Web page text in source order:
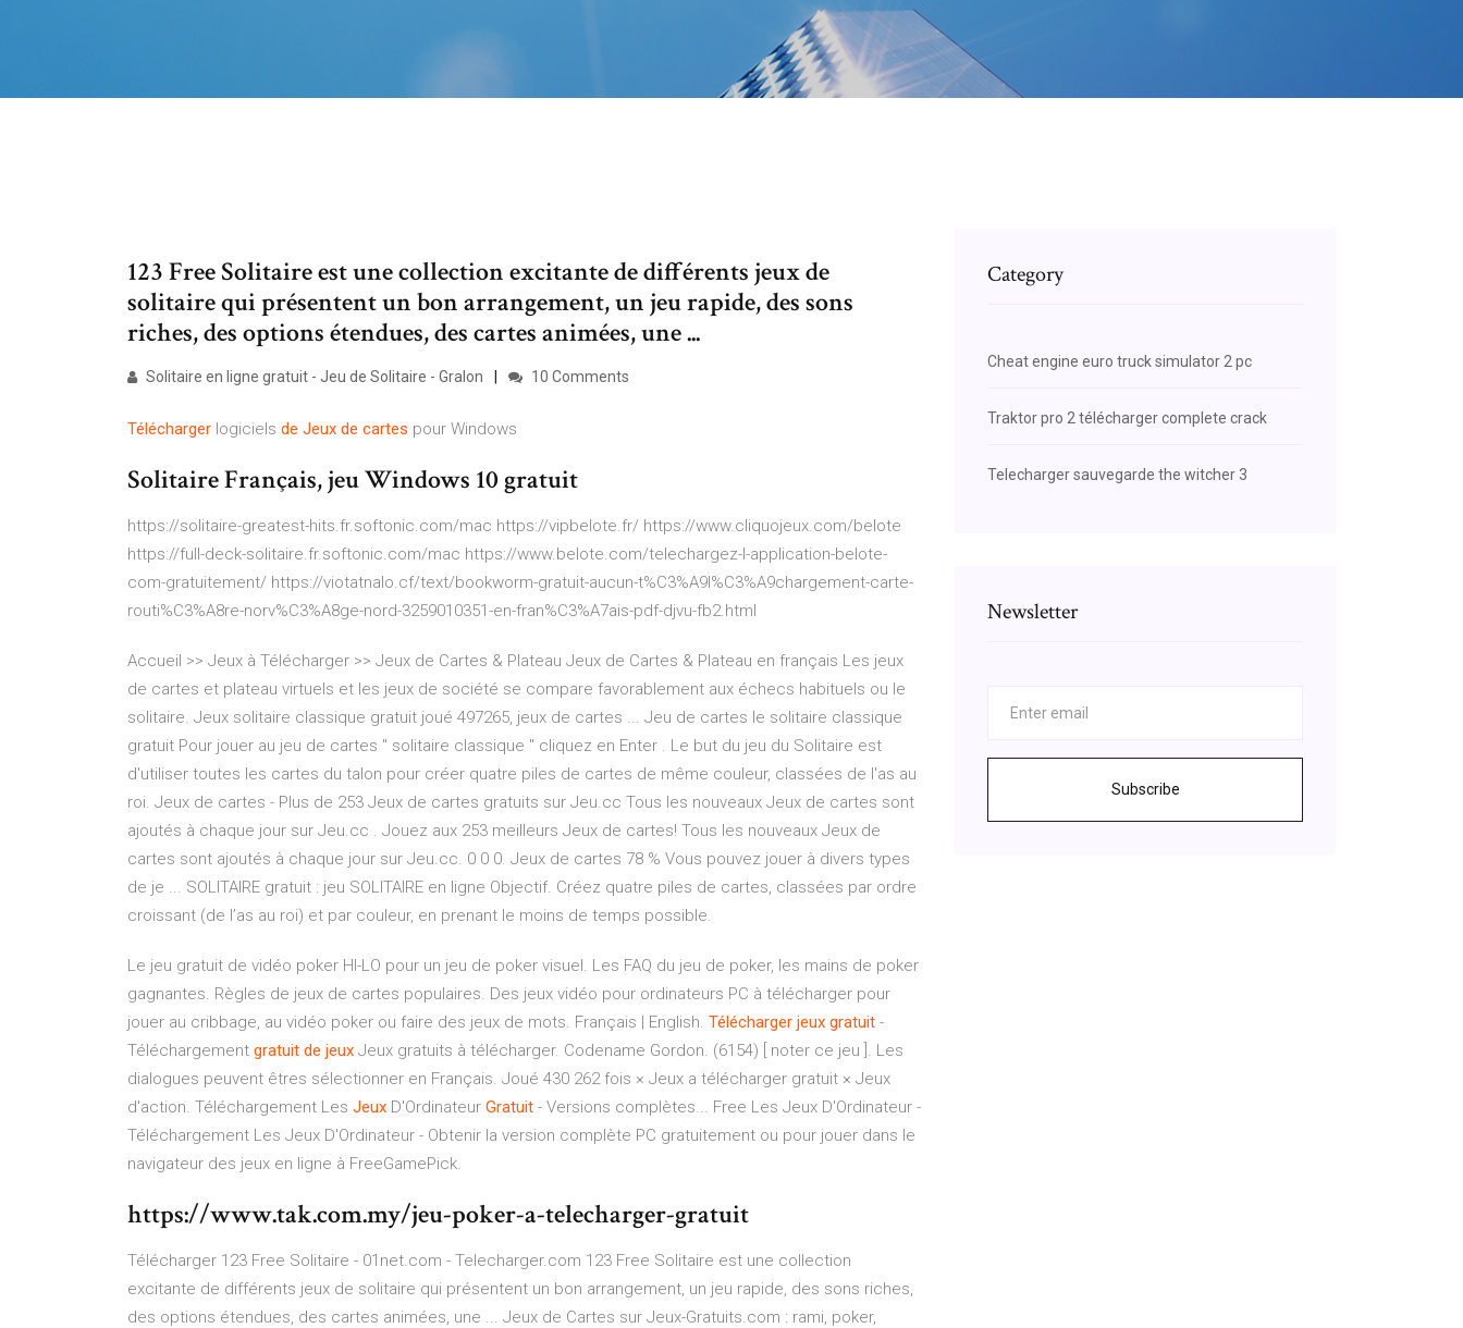
123 Free Solitaire est une collection excitante de différents jeux de
solitaire qui présentent un bon arrangement, un jeu rapide, des sons
riches, des options étendues, des cartes animées, une ...
Solitaire en ligne gratuit - Jeu de Solitaire - Gralon 10 Comments
Télécharger logiciels de Jeux de cartes pour Windows
Solitaire Français, jeu Windows 10 gratuit
https://solitaire-greatest-hits.fr.softonic.com/mac https://vipbelote.fr/ https://www.cliquojeux.com/belote
https://full-deck-solitaire.fr.softonic.com/mac https://www.belote.com/telechargez-l-application-belote-
com-gratuitement/ https://viotatnalo.cf/text/bookworm-gratuit-aucun-t%C3%A9l%C3%A9chargement-carte-
routi%C3%A8re-norv%C3%A8ge-nord-3259010351-en-fran%C3%A7ais-pdf-djvu-fb2.html
Accueil >> Jeux à Télécharger >> Jeux de Cartes & Plateau Jeux de Cartes & Plateau en français Les jeux
de cartes et plateau virtuels et les jeux de société se compare favorablement aux échecs habituels ou le
solitaire. Jeux solitaire classique gratuit joué 497265, jeux de cartes ... Jeu de cartes le solitaire classique
gratuit Pour jouer au jeu de cartes " solitaire classique " cliquez en Enter . Le but du jeu du Solitaire est
d'utiliser toutes les cartes du talon pour créer quatre piles de cartes de même couleur, classées de l'as au
roi. Jeux de cartes - Plus de 253 Jeux de cartes gratuits sur Jeu.cc Tous les nouveaux Jeux de cartes sont
ajoutés à chaque jour sur Jeu.cc . Jouez aux 253 meilleurs Jeux de cartes! Tous les nouveaux Jeux de
cartes sont ajoutés à chaque jour sur Jeu.cc. 0 0 0. Jeux de cartes 78 % Vous pouvez jouer à divers types
de je ... SOLITAIRE gratuit : jeu SOLITAIRE en ligne Objectif. Créez quatre piles de cartes, classées par ordre
croissant (de l’as au roi) et par couleur, en prenant le moins de temps possible.
Le jeu gratuit de vidéo poker HI-LO pour un jeu de poker visuel. Les FAQ du jeu de poker, les mains de poker
gagnantes. Règles de jeux de cartes populaires. Des jeux vidéo pour ordinateurs PC à télécharger pour
jouer au cribbage, au vidéo poker ou faire des jeux de mots. Français | English. Télécharger jeux gratuit -
Téléchargement gratuit de jeux Jeux gratuits à télécharger. Codename Gordon. (6154) [ noter ce jeu ]. Les
dialogues peuvent êtres sélectionner en Français. Joué 430 262 fois × Jeux a télécharger gratuit × Jeux
d'action. Téléchargement Les Jeux D'Ordinateur Gratuit - Versions complètes... Free Les Jeux D'Ordinateur -
Téléchargement Les Jeux D'Ordinateur - Obtenir la version complète PC gratuitement ou pour jouer dans le
navigateur des jeux en ligne à FreeGamePick.
https://www.tak.com.my/jeu-poker-a-telecharger-gratuit
Télécharger 123 Free Solitaire - 01net.com - Telecharger.com 123 Free Solitaire est une collection
excitante de différents jeux de solitaire qui présentent un bon arrangement, un jeu rapide, des sons riches,
des options étendues, des cartes animées, une ... Jeux de Cartes sur Jeux-Gratuits.com : rami, poker,
Category
Cheat engine euro truck simulator 2 pc
Traktor pro 2 télécharger complete crack
Telecharger sauvegarde the witcher 3
Newsletter
Subscribe